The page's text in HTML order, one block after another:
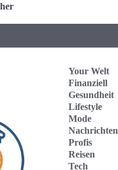
Your Welt
Finanziell
Gesundheit
Lifestyle
Mode
Nachrichten
Profis
Reisen
Tech